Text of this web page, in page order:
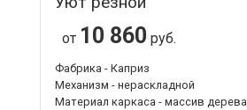
от 10 860 руб.
Фабрика - Каприз
Механизм - нераскладной
Материал каркаса - массив дерева